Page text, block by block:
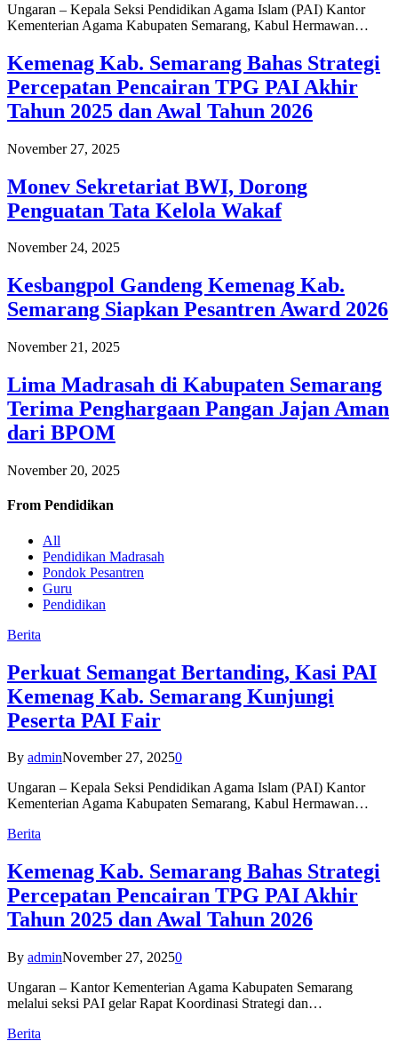
Ungaran – Kepala Seksi Pendidikan Agama Islam (PAI) Kantor
Kementerian Agama Kabupaten Semarang, Kabul Hermawan…
Kemenag Kab. Semarang Bahas Strategi
Percepatan Pencairan TPG PAI Akhir
Tahun 2025 dan Awal Tahun 2026
November 27, 2025
Monev Sekretariat BWI, Dorong
Penguatan Tata Kelola Wakaf
November 24, 2025
Kesbangpol Gandeng Kemenag Kab.
Semarang Siapkan Pesantren Award 2026
November 21, 2025
Lima Madrasah di Kabupaten Semarang
Terima Penghargaan Pangan Jajan Aman
dari BPOM
November 20, 2025
From Pendidikan
All
Pendidikan Madrasah
Pondok Pesantren
Guru
Pendidikan
Berita
Perkuat Semangat Bertanding, Kasi PAI
Kemenag Kab. Semarang Kunjungi
Peserta PAI Fair
By adminNovember 27, 20250
Ungaran – Kepala Seksi Pendidikan Agama Islam (PAI) Kantor
Kementerian Agama Kabupaten Semarang, Kabul Hermawan…
Berita
Kemenag Kab. Semarang Bahas Strategi
Percepatan Pencairan TPG PAI Akhir
Tahun 2025 dan Awal Tahun 2026
By adminNovember 27, 20250
Ungaran – Kantor Kementerian Agama Kabupaten Semarang
melalui seksi PAI gelar Rapat Koordinasi Strategi dan…
Berita